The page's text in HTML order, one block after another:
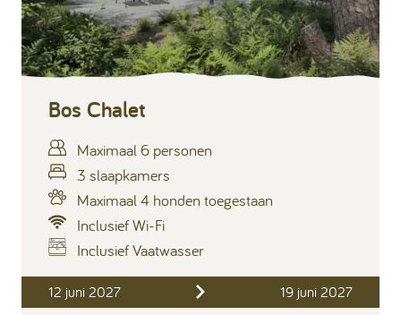
Bos Chalet
Maximaal 6 personen
3 slaapkamers
Maximaal 4 honden toegestaan
Inclusief Wi-Fi
Inclusief Vaatwasser
12 juni 2027 19 juni 2027
Inclusief
Verblijfskosten